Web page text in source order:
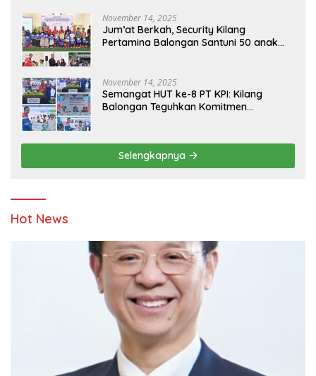
November 14, 2025
Jum’at Berkah, Security Kilang
Pertamina Balongan Santuni 50 anak
November 14, 2025
Semangat HUT ke-8 PT KPI: Kilang
Balongan Teguhkan Komitmen
Pendidikan
Selengkapnya
Hot News